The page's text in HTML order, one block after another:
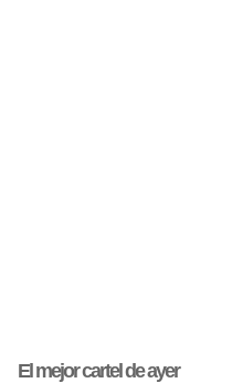
El mejorcartel de ayer